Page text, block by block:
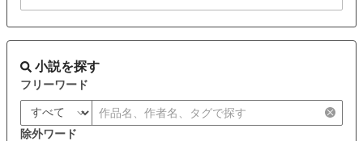
小説を探す
フリーワード
除外ワード